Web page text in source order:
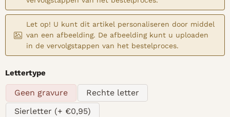
Let op! U kunt dit artikel personaliseren door middel
van een afbeelding. De afbeelding kunt u uploaden
in de vervolgstappen van het bestelproces.
Maak een keuze voor
Lettertype
Geen gravure
Rechte letter
Sierletter (+ €0,95)